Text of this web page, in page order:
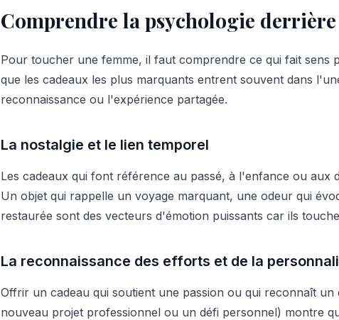
Comprendre la psychologie
Pour toucher une femme, il faut comprendre ce qui fait sens
que les cadeaux les plus marquants entrent souvent dans
reconnaissance ou l'expérience partagée.
La nostalgie et le lien temporel
Les cadeaux qui font référence au passé, à l'enfance ou
Un objet qui rappelle un voyage marquant, une odeur qui
restaurée sont des vecteurs d'émotion puissants car ils
La reconnaissance des efforts et de la
Offrir un cadeau qui soutient une passion ou qui reconnaît
nouveau projet professionnel ou un défi personnel) montre